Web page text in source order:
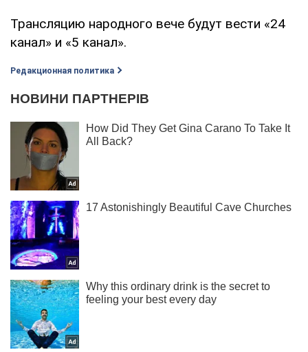
Трансляцию народного вече будут вести «24
канал» и «5 канал».
Редакционная политика